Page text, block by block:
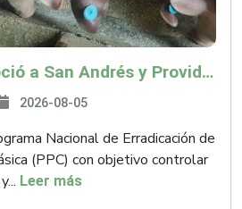
La OMSA reconoció a San Andrés y Providencia como zona libre de Peste Porcina Clásica (PPC)
2026-08-05
Nacional de Erradicación de
(PPC) con objetivo controlar
y... Leer más